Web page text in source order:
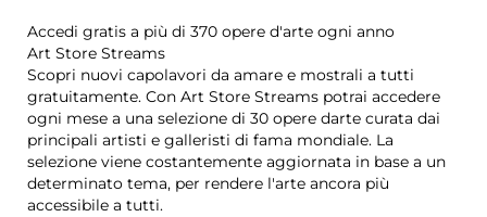
Accedi gratis a più di 370 opere d'arte ogni anno
Art Store Streams
Scopri nuovi capolavori da amare e mostrali a tutti
gratuitamente. Con Art Store Streams potrai accedere
ogni mese a una selezione di 30 opere darte curata dai
principali artisti e galleristi di fama mondiale. La
selezione viene costantemente aggiornata in base a un
determinato tema, per rendere l'arte ancora più
accessibile a tutti.